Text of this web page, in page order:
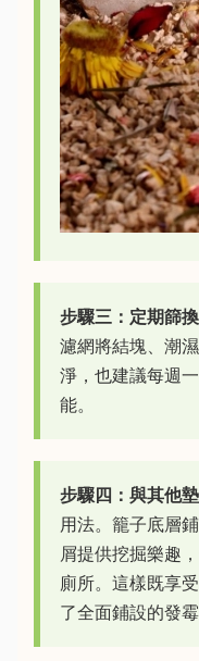
步驟三：定期篩
濾網將結塊、潮
淨，也建議每週
能。
步驟四：與其他墊
用法。籠子底層
屑提供挖掘樂趣
廁所。這樣既享
了全面鋪設的發